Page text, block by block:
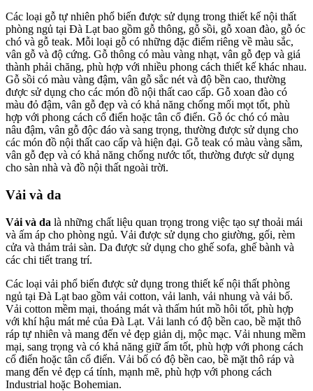
Các loại gỗ tự nhiên phổ biến được sử dụng trong thiết kế nội thất
phòng ngủ tại Đà Lạt bao gồm gỗ thông, gỗ sồi, gỗ xoan đào, gỗ óc
chó và gỗ teak. Mỗi loại gỗ có những đặc điểm riêng về màu sắc,
vân gỗ và độ cứng. Gỗ thông có màu vàng nhạt, vân gỗ đẹp và giá
thành phải chăng, phù hợp với nhiều phong cách thiết kế khác nhau.
Gỗ sồi có màu vàng đậm, vân gỗ sắc nét và độ bền cao, thường
được sử dụng cho các món đồ nội thất cao cấp. Gỗ xoan đào có
màu đỏ đậm, vân gỗ đẹp và có khả năng chống mối mọt tốt, phù
hợp với phong cách cổ điển hoặc tân cổ điển. Gỗ óc chó có màu
nâu đậm, vân gỗ độc đáo và sang trọng, thường được sử dụng cho
các món đồ nội thất cao cấp và hiện đại. Gỗ teak có màu vàng sẫm,
vân gỗ đẹp và có khả năng chống nước tốt, thường được sử dụng
cho sàn nhà và đồ nội thất ngoài trời.
Vải và da
Vải và da là những chất liệu quan trọng trong việc tạo sự thoải mái
và ấm áp cho phòng ngủ. Vải được sử dụng cho giường, gối, rèm
cửa và thảm trải sàn. Da được sử dụng cho ghế sofa, ghế bành và
các chi tiết trang trí.
Các loại vải phổ biến được sử dụng trong thiết kế nội thất phòng
ngủ tại Đà Lạt bao gồm vải cotton, vải lanh, vải nhung và vải bố.
Vải cotton mềm mại, thoáng mát và thấm hút mồ hôi tốt, phù hợp
với khí hậu mát mẻ của Đà Lạt. Vải lanh có độ bền cao, bề mặt thô
ráp tự nhiên và mang đến vẻ đẹp giản dị, mộc mạc. Vải nhung mềm
mại, sang trọng và có khả năng giữ ấm tốt, phù hợp với phong cách
cổ điển hoặc tân cổ điển. Vải bố có độ bền cao, bề mặt thô ráp và
mang đến vẻ đẹp cá tính, mạnh mẽ, phù hợp với phong cách
Industrial hoặc Bohemian.